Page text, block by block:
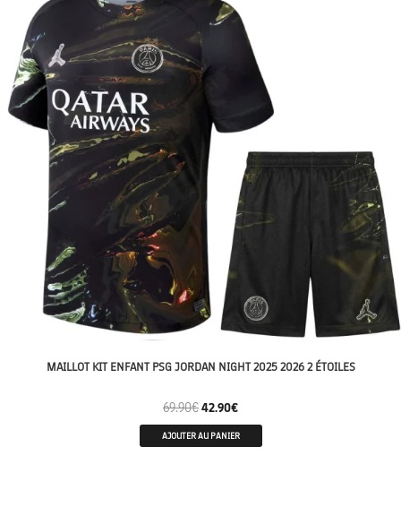
MAILLOT KIT ENFANT PSG JORDAN NIGHT 2025 2026 2 ÉTOILES
69.90€42.90€
AJOUTER AU PANIER